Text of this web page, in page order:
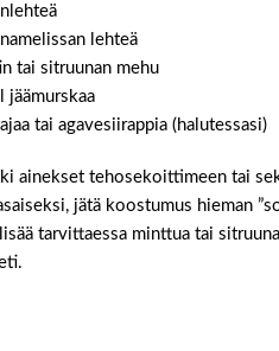
lehteä
tai sitruunan mehu
jäämurskaa
tai agavesiirappia (halutessasi)
ainekset tehosekoittimeen tai
jätä koostumus hieman
tarvittaessa minttua tai